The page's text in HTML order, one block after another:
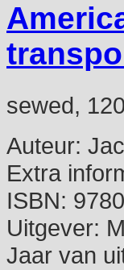
sewed,
Auteur:
Extra
ISBN:
Uitgever:
Jaar van